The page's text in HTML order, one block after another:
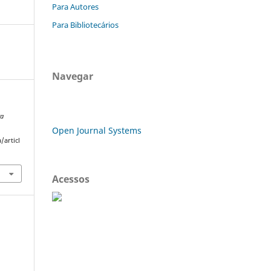
articl
Para Autores
Para Bibliotecários
Navegar
Open Journal Systems
Acessos